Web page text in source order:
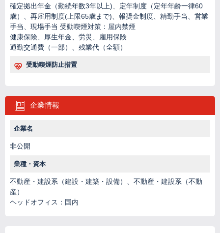
確定拠出年金（勤続年数3年以上)、定年制度（定年年齢一律60
歳）、再雇用制度(上限65歳まで)、報奨金制度、精勤手当、営業
手当、現場手当 受動喫煙対策：屋内禁煙
健康保険、厚生年金、労災、雇用保険
通勤交通費（一部）、残業代（全額）
受動喫煙防止措置
企業情報
企業名
非公開
業種・資本
不動産・建設系（建設・建築・設備）、不動産・建設系（不動
産）
ヘッドオフィス：国内